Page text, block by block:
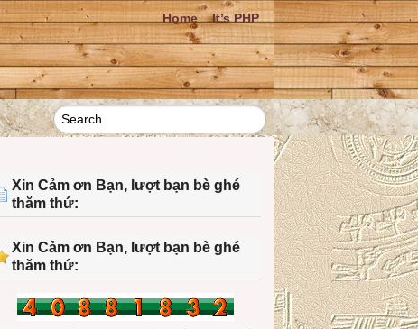
Home It’s PHP
Xin Cảm ơn Bạn, lượt bạn bè ghé
thăm thứ:
Xin Cảm ơn Bạn, lượt bạn bè ghé
thăm thứ: